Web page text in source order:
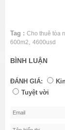
Tag : Cho thuê tòa
600m2 ,4600usd
BÌNH LUẬN
ĐÁNH GIÁ:
Tuyệt vời